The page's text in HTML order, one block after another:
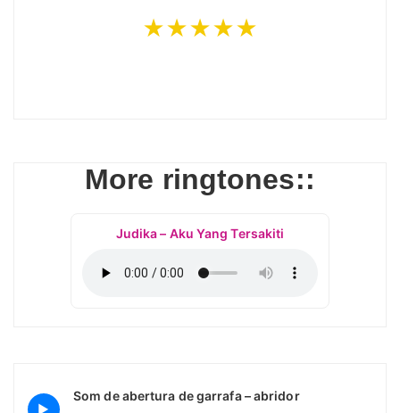
★★★★★
More ringtones::
Judika – Aku Yang Tersakiti
▶
Som de abertura de garrafa – abridor